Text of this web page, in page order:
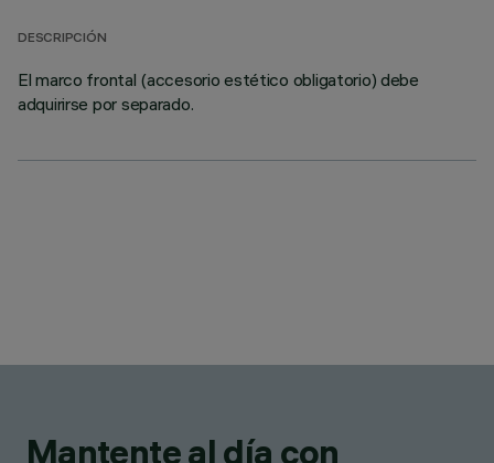
DESCRIPCIÓN
El marco frontal (accesorio estético obligatorio) debe
adquirirse por separado.
Mantente al día con